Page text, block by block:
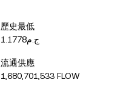
歷史最低
ج.م1.1778
流通供應
1,680,701,533 FLOW